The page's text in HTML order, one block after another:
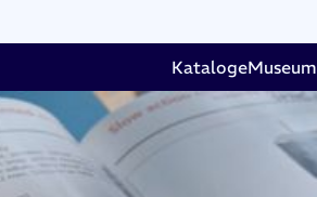
KatalogeMuseum